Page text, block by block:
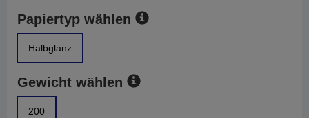
Papiertyp wählen
Halbglanz
Gewicht wählen
200